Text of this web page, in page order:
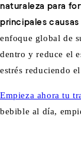
naturaleza para
principales
enfoque global de
dentro y reduce el
estrés reduciendo
Empieza ahora tu
bebible al día,